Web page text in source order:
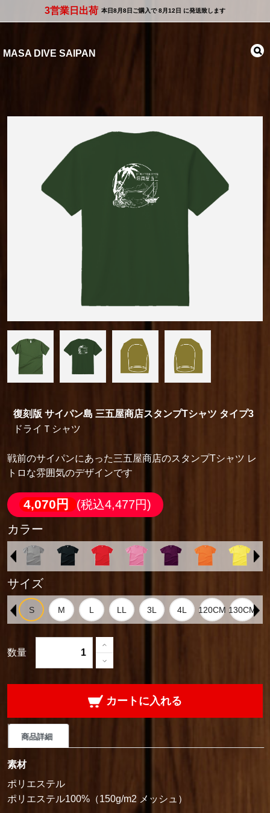
3営業日出荷 本日8月8日 ご購入で8月12日 に発送致します
MASA DIVE SAIPAN
復刻版 サイパン島 三五屋商店スタンプTシャツ タイプ3
ドライＴシャツ
戦前のサイパンにあった三五屋商店のスタンプTシャツ レ
トロな雰囲気のデザインです
4,070円
(税込4,477円)
カラー
サイズ
数量
カートに入れる
商品詳細
素材
ポリエステル
ポリエステル100%（150g/m2 メッシュ）